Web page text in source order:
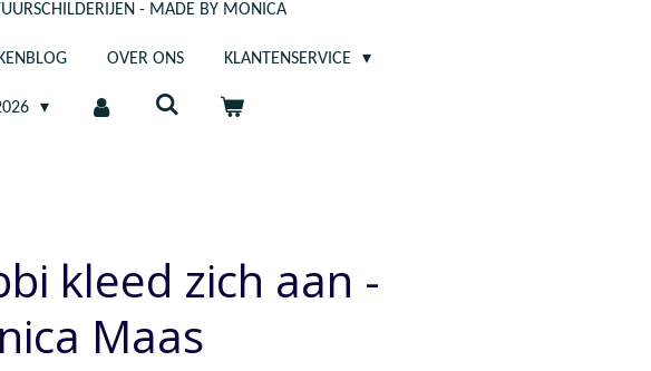
- MADE BY MONICA
OVER ONS KLANTENSERVICE
kleed zich aan -
Maas